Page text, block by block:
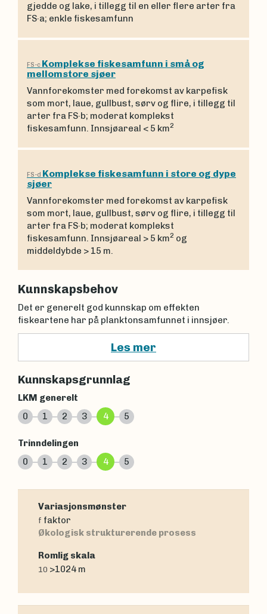
gjedde og lake, i tillegg til en eller flere arter fra
FS·a; enkle fiskesamfunn
FS-c Komplekse fiskesamfunn i små og
mellomstore sjøer
Vannforekomster med forekomst av karpefisk
som mort, laue, gullbust, sørv og flire, i tillegg til
arter fra FS·b; moderat komplekst
fiskesamfunn. Innsjøareal < 5 km2
FS-d Komplekse fiskesamfunn i store og dype
sjøer
Vannforekomster med forekomst av karpefisk
som mort, laue, gullbust, sørv og flire, i tillegg til
arter fra FS·b; moderat komplekst
fiskesamfunn. Innsjøareal > 5 km2 og
middeldybde > 15 m.
Kunnskapsbehov
Det er generelt god kunnskap om effekten
fiskeartene har på planktonsamfunnet i innsjøer.
Les mer
Kunnskapsgrunnlag
LKM generelt
0
1 2 3 4 5
Trinndelingen
0
1 2 3 4 5
Variasjonsmønster
f faktor
Økologisk strukturerende prosess
Romlig skala
10 >1024 m